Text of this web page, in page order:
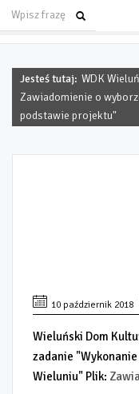
Jesteś tutaj: WDK Wieluń
Zawiadomienie o
podstawie projektu"
10 październik 2018
Wieluński Dom
zadanie
Wieluniu" Plik: